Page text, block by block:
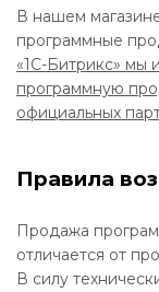
В нашем
программные
«1C-Битрикс» мы
программную
официальных
Правила
Продажа
отличается от
В силу